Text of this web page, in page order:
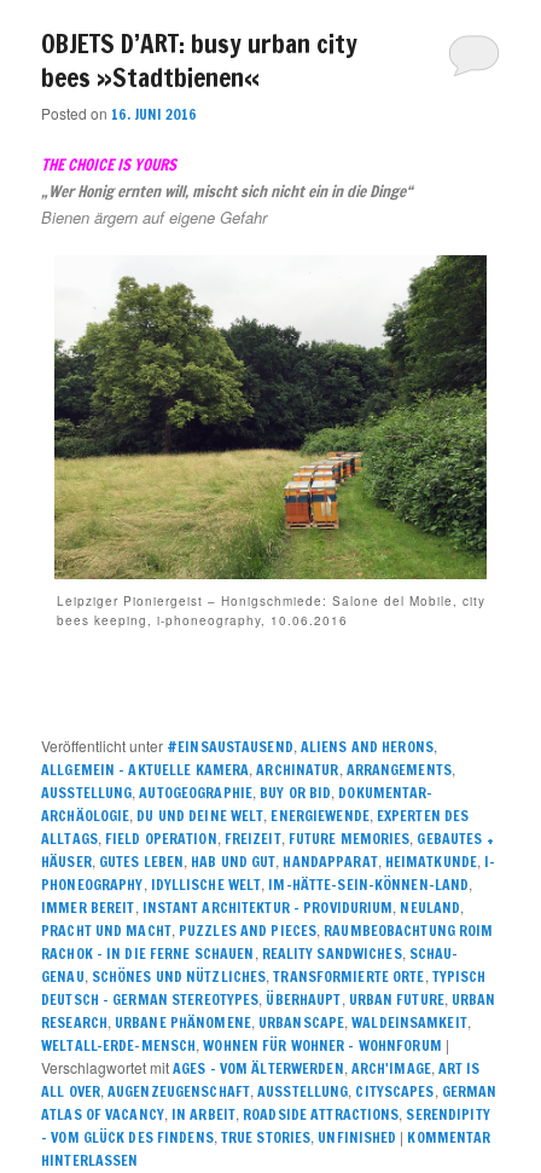
OBJETS D’ART: busy urban city
bees »Stadtbienen«
Posted on 16. JUNI 2016
THE CHOICE IS YOURS
„Wer Honig ernten will, mischt sich nicht ein in die Dinge“
Bienen ärgern auf eigene Gefahr
Leipziger Pioniergeist – Honigschmiede: Salone del Mobile, city
bees keeping, i-phoneography, 10.06.2016
Veröffentlicht unter #EINSAUSTAUSEND, ALIENS AND HERONS,
ALLGEMEIN – AKTUELLE KAMERA,ARCHINATUR, ARRANGEMENTS,
AUSSTELLUNG,AUTOGEOGRAPHIE, BUY OR BID, DOKUMENTAR-
ARCHÄOLOGIE, DU UND DEINE WELT, ENERGIEWENDE, EXPERTEN DES
ALLTAGS, FIELD OPERATION, FREIZEIT, FUTURE MEMORIES, GEBAUTES +
HÄUSER, GUTES LEBEN, HAB UND GUT, HANDAPPARAT, HEIMATKUNDE, I-
PHONEOGRAPHY, IDYLLISCHE WELT, IM-HÄTTE-SEIN-KÖNNEN-LAND,
IMMER BEREIT, INSTANT ARCHITEKTUR – PROVIDURIUM, NEULAND,
PRACHT UND MACHT, PUZZLES AND PIECES, RAUMBEOBACHTUNG ROIM
RACHOK – IN DIE FERNE SCHAUEN, REALITY SANDWICHES, SCHAU-
GENAU, SCHÖNES UND NÜTZLICHES,TRANSFORMIERTE ORTE, TYPISCH
DEUTSCH – GERMAN STEREOTYPES, ÜBERHAUPT, URBAN FUTURE, URBAN
RESEARCH, URBANE PHÄNOMENE, URBANSCAPE,WALDEINSAMKEIT,
WELTALL-ERDE-MENSCH,WOHNEN FÜR WOHNER – WOHNFORUM |
Verschlagwortet mitAGES - VOM ÄLTERWERDEN, ARCH'IMAGE, ART IS
ALL OVER,AUGENZEUGENSCHAFT,AUSSTELLUNG, CITYSCAPES, GERMAN
ATLAS OF VACANCY, IN ARBEIT, ROADSIDE ATTRACTIONS, SERENDIPITY
– VOM GLÜCK DES FINDENS, TRUE STORIES, UNFINISHED | KOMMENTAR
HINTERLASSEN